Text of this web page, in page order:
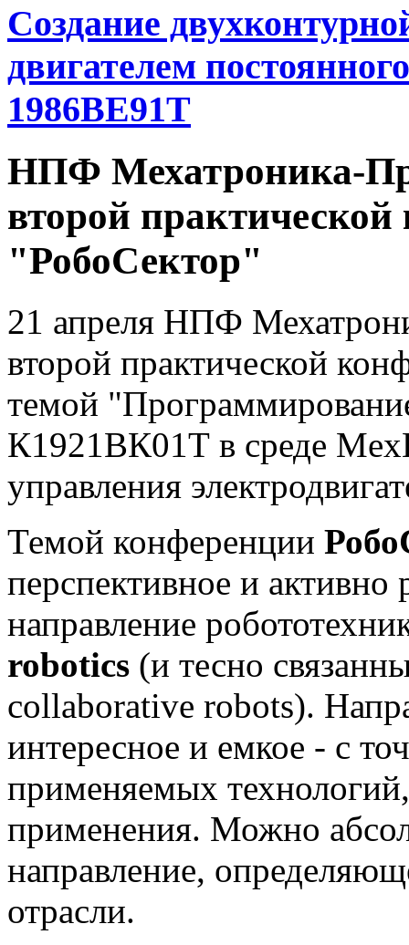
Создание
двигателем
1986BE91T
НПФ Мехатроника-
второй
"РобоСектор"
21 апреля НПФ
второй практической
темой
К1921ВК01Т в среде
управления
Темой конференции
перспективное и
направление
robotics (и тесно
collaborative robots).
интересное и емкое - с
применяемых
применения. Можно
направление,
отрасли.